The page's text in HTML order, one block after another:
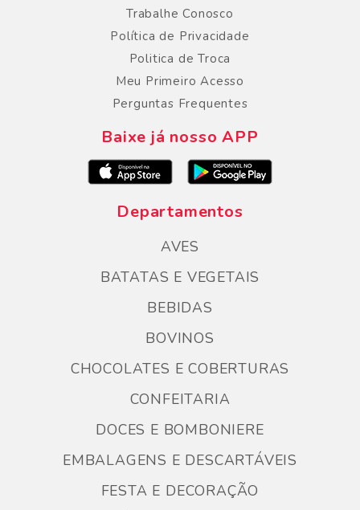
Trabalhe Conosco
Política de Privacidade
Politica de Troca
Meu Primeiro Acesso
Perguntas Frequentes
Baixe já nosso APP
Departamentos
AVES
BATATAS E VEGETAIS
BEBIDAS
BOVINOS
CHOCOLATES E COBERTURAS
CONFEITARIA
DOCES E BOMBONIERE
EMBALAGENS E DESCARTÁVEIS
FESTA E DECORAÇÃO